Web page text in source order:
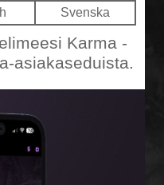
Svenska
Karma -
asiakaseduista.